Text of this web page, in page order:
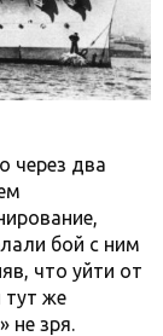
через два
бой с ним
что уйти от
тут же
не зря.